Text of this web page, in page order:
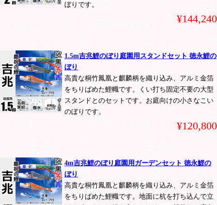
ぼりです。
¥144,240
1.5m吉兆鯉のぼり庭園用スタンドセット 徳永鯉の
ぼり
高貴な桐竹鳳凰と麒麟柄を織り込み、アルミ金箔
をちりばめた鯉幟です。くい打ち固定不要の大型
スタンドとのセットです。お庭向けの小さなこい
のぼりです。
¥120,800
4m吉兆鯉のぼり庭園用ガーデンセット 徳永鯉の
ぼり
高貴な桐竹鳳凰と麒麟柄を織り込み、アルミ金箔
をちりばめた鯉幟です。地面に杭を打ち込んで立